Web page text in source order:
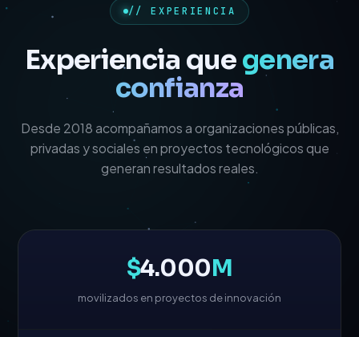
// EXPERIENCIA
Experiencia quegenera
confianza
Desde 2018 acompañamos a organizaciones públicas,
privadas y sociales en proyectos tecnológicos que
generan resultados reales.
$4.000M
movilizados en proyectos de innovación